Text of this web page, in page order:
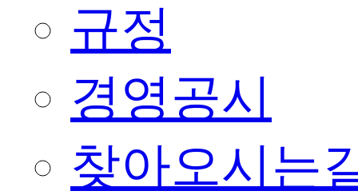
규정
경영공시
찾아오시는